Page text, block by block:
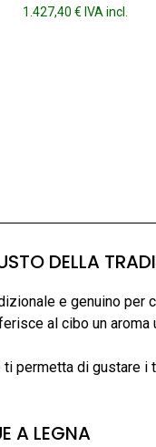
1.427,40€ IVA incl.
DELLA
e genuino
al cibo un aroma
ti permetta di gustare
A LEGNA